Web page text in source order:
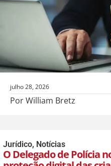
julho 28, 2026
Por William Bretz
Jurídico, Notícias
O Delegado de Polícia